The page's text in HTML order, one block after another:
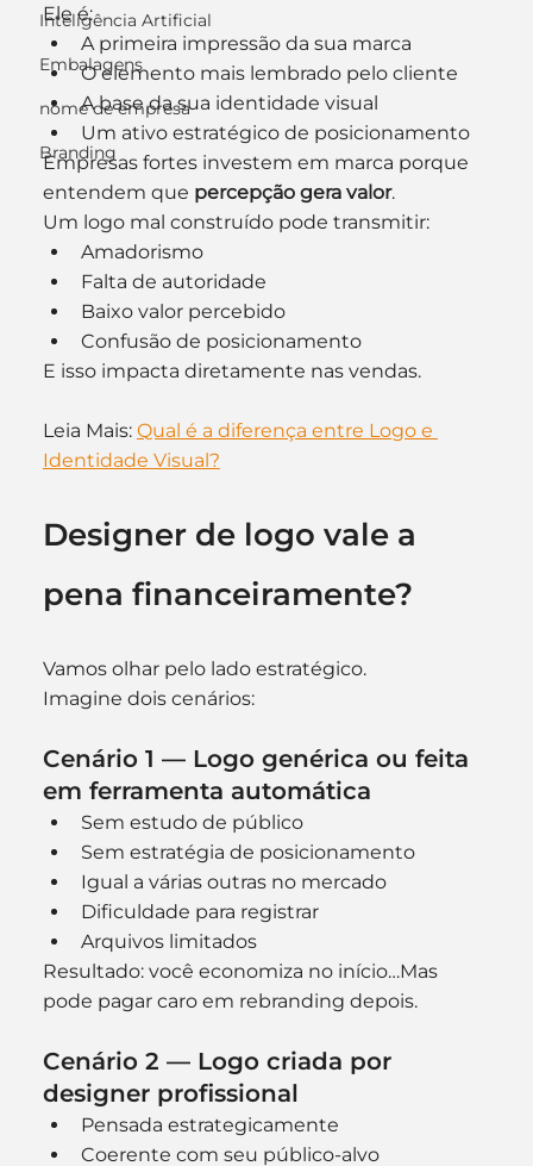
Inteligência Artificial
Embalagens
nome de empresa
Branding
Ele é:
A primeira impressão da sua marca
O elemento mais lembrado pelo cliente
A base da sua identidade visual
Um ativo estratégico de posicionamento
Empresas fortes investem em marca porque
entendem que percepção gera valor.
Um logo mal construído pode transmitir:
Amadorismo
Falta de autoridade
Baixo valor percebido
Confusão de posicionamento
E isso impacta diretamente nas vendas.
Leia Mais: Qual é a diferença entre Logo e
Identidade Visual?
Designer de logo vale a
pena financeiramente?
Vamos olhar pelo lado estratégico.
Imagine dois cenários:
Cenário 1 — Logo genérica ou feita
em ferramenta automática
Sem estudo de público
Sem estratégia de posicionamento
Igual a várias outras no mercado
Dificuldade para registrar
Arquivos limitados
Resultado: você economiza no início…Mas
pode pagar caro em rebranding depois.
Cenário 2 — Logo criada por
designer profissional
Pensada estrategicamente
Coerente com seu público-alvo